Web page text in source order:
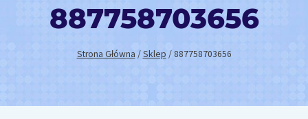
887758703656
Strona Główna / Sklep / 887758703656